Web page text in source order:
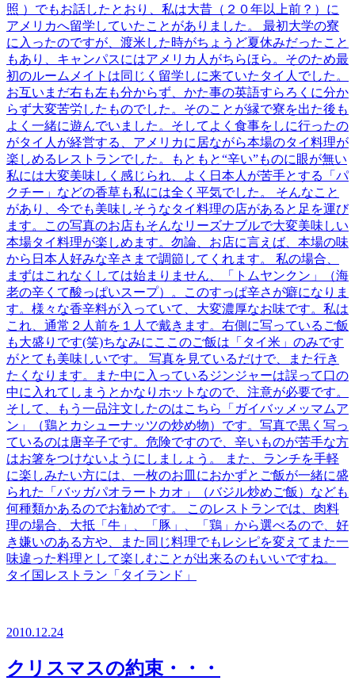
照 ）でもお話したとおり、私は大昔（２０年以上前？）に
アメリカへ留学していたことがありました。 最初大学の寮
に入ったのですが、渡米した時がちょうど夏休みだったこと
もあり、キャンパスにはアメリカ人がちらほら。そのため最
初のルームメイトは同じく留学しに来ていたタイ人でした。
お互いまだ右も左も分からず、かた事の英語すらろくに分か
らず大変苦労したものでした。そのことが縁で寮を出た後も
よく一緒に遊んでいました。そしてよく食事をしに行ったの
がタイ人が経営する、アメリカに居ながら本場のタイ料理が
楽しめるレストランでした。もともと“辛い”ものに眼が無い
私には大変美味しく感じられ、よく日本人が苦手とする「パ
クチー」などの香草も私には全く平気でした。 そんなこと
があり、今でも美味しそうなタイ料理の店があると足を運び
ます。この写真のお店もそんなリーズナブルで大変美味しい
本場タイ料理が楽しめます。勿論、お店に言えば、本場の味
から日本人好みな辛さまで調節してくれます。 私の場合、
まずはこれなくしては始まりません、「トムヤンクン」（海
老の辛くて酸っぱいスープ）。このすっぱ辛さが癖になりま
す。様々な香辛料が入っていて、大変濃厚なお味です。私は
これ、通常２人前を１人で戴きます。右側に写っているご飯
も大盛りです(笑)ちなみにここのご飯は「タイ米」のみです
がとても美味しいです。 写真を見ているだけで、また行き
たくなります。また中に入っているジンジャーは誤って口の
中に入れてしまうとかなりホットなので、注意が必要です。
そして、もう一品注文したのはこちら「ガイバッメッマムア
ン」（鶏とカシューナッツの炒め物）です。写真で黒く写っ
ているのは唐辛子です。危険ですので、辛いものが苦手な方
はお箸をつけないようにしましょう。 また、ランチを手軽
に楽しみたい方には、一枚のお皿におかずとご飯が一緒に盛
られた「バッガパオラートカオ」（バジル炒めご飯）なども
何種類かあるのでお勧めです。 このレストランでは、肉料
理の場合、大抵「牛」、「豚」、「鶏」から選べるので、好
き嫌いのある方や、また同じ料理でもレシピを変えてまた一
味違った料理として楽しむことが出来るのもいいですね。
タイ国レストラン「タイランド」
2010.12.24
クリスマスの約束・・・